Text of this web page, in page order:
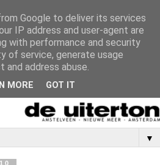
▼
Google to deliver its services
IP address and user-agent are
with performance and security
of service, generate usage
address abuse.
MORE GOT IT